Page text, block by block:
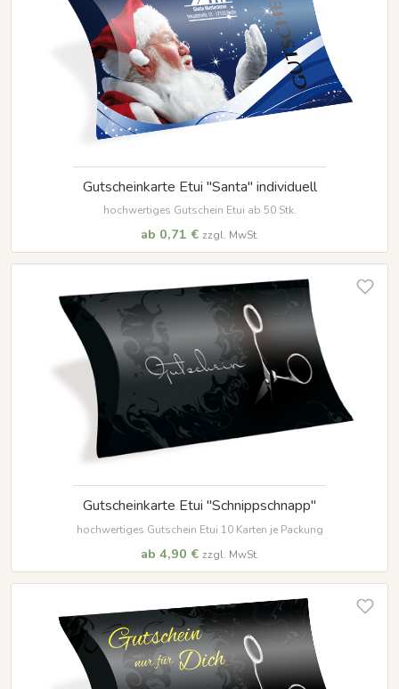
Gutscheinkarte Etui "Santa" individuell
hochwertiges Gutschein Etui ab 50 Stk.
ab 0,71 € zzgl. MwSt.
Gutscheinkarte Etui "Schnippschnapp"
hochwertiges Gutschein Etui 10 Karten je Packung
ab 4,90 € zzgl. MwSt.